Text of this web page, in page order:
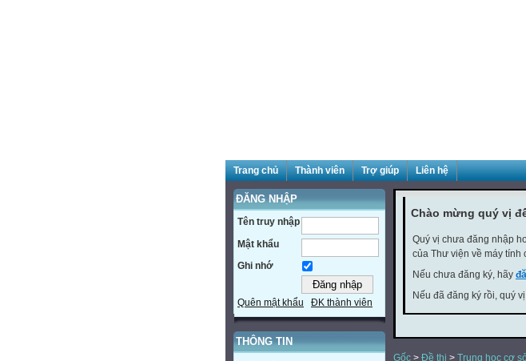
Trang chủ Thành viên Trợ giúp Liên hệ
ĐĂNG NHẬP
Tên truy nhập
Mật khẩu
Ghi nhớ
Quên mật khẩu ĐK thành viên
THÔNG TIN
Chào mừng quý vị
Quý vị chưa đăng nhập
của Thư viện về máy tính
Nếu chưa đăng ký, hãy
Nếu đã đăng ký rồi, quý
Gốc > Đề thi > Trung học cơ